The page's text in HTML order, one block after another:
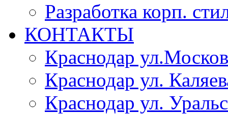
Разработка корп.
КОНТАКТЫ
Краснодар
Краснодар ул.
Краснодар ул.